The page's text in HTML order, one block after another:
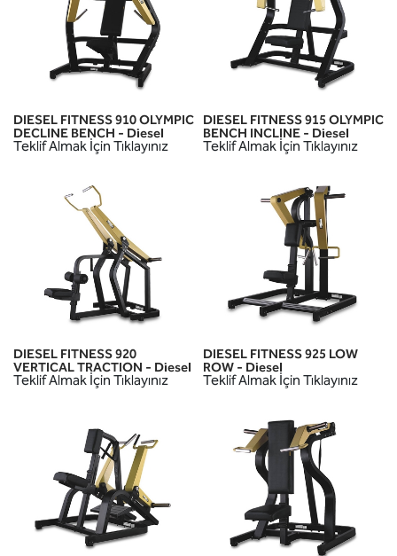
DIESEL FITNESS 910 OLYMPIC
DECLINE BENCH - Diesel
Teklif Almak İçin Tıklayınız
DIESEL FITNESS 915 OLYMPIC
BENCH INCLINE - Diesel
Teklif Almak İçin Tıklayınız
DIESEL FITNESS 920
VERTICAL TRACTION - Diesel
Teklif Almak İçin Tıklayınız
DIESEL FITNESS 925 LOW
ROW - Diesel
Teklif Almak İçin Tıklayınız